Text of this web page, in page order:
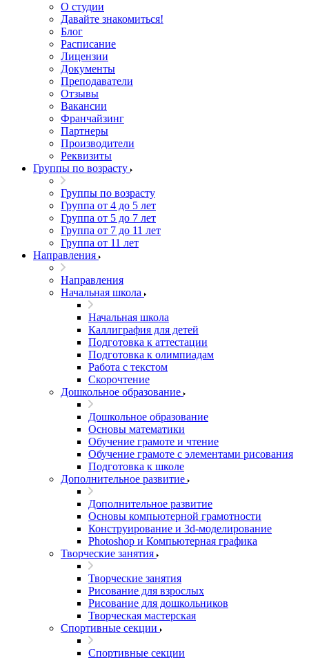
О студии
Давайте знакомиться!
Блог
Расписание
Лицензии
Документы
Преподаватели
Отзывы
Вакансии
Франчайзинг
Партнеры
Производители
Реквизиты
Группы по возрасту
Группы по возрасту
Группа от 4 до 5 лет
Группа от 5 до 7 лет
Группа от 7 до 11 лет
Группа от 11 лет
Направления
Направления
Начальная школа
Начальная школа
Каллиграфия для детей
Подготовка к аттестации
Подготовка к олимпиадам
Работа с текстом
Скорочтение
Дошкольное образование
Дошкольное образование
Основы математики
Обучение грамоте и чтение
Обучение грамоте с элементами рисования
Подготовка к школе
Дополнительное развитие
Дополнительное развитие
Основы компьютерной грамотности
Конструирование и 3d-моделирование
Photoshop и Компьютерная графика
Творческие занятия
Творческие занятия
Рисование для взрослых
Рисование для дошкольников
Творческая мастерская
Спортивные секции
Спортивные секции